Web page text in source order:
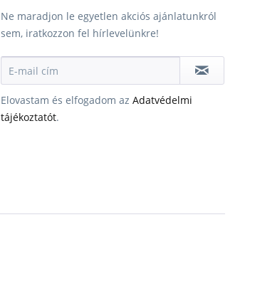
Ne maradjon le egyetlen akciós ajánlatunkról
sem, iratkozzon fel hírlevelünkre!
Elovastam és elfogadom az Adatvédelmi
tájékoztatót.